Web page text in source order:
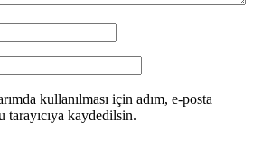
kullanılması için adım, e-posta
tarayıcıya kaydedilsin.